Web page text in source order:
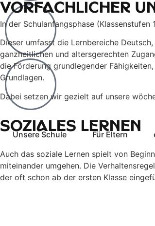
Unsere Schule Für Eltern
Vorfachlicher
In der Schulanfangsphase
Dieser umfasst die Lernbereiche
ganzheitlichen und altersgerechten
die Förderung grundlegender
Grundlagen.
Dabei setzen wir gezielt auf unsere
Soziales Lernen
Auch das soziale Lernen spielt von
miteinander umgehen. Die
der oft schon ab der ersten Klasse